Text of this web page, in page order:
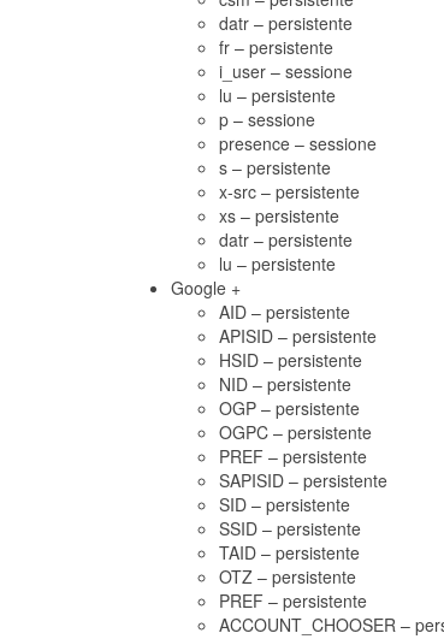
datr – persistente
fr – persistente
i_user – sessione
lu – persistente
p – sessione
presence – sessione
s – persistente
x-src – persistente
xs – persistente
datr – persistente
lu – persistente
Google +
AID – persistente
APISID – persistente
HSID – persistente
NID – persistente
OGP – persistente
OGPC – persistente
PREF – persistente
SAPISID – persistente
SID – persistente
SSID – persistente
TAID – persistente
OTZ – persistente
PREF – persistente
ACCOUNT_CHOOSER –